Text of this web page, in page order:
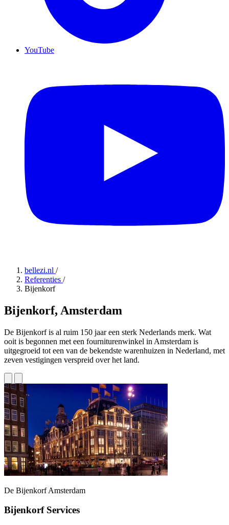
YouTube
bellezi.nl /
Referenties /
Bijenkorf
Bijenkorf, Amsterdam
De Bijenkorf is al ruim 150 jaar een sterk Nederlands merk. Wat
ooit is begonnen met een fourniturenwinkel in Amsterdam is
uitgegroeid tot een van de bekendste warenhuizen in Nederland, met
zeven vestigingen verspreid over het land.
De Bijenkorf Amsterdam
Bijenkorf Services